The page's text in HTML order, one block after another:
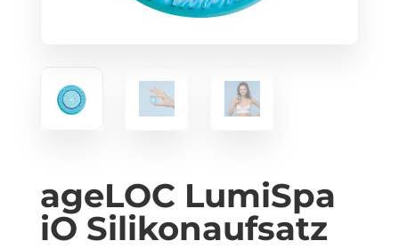
ageLOC LumiSpa
iO Silikonaufsatz